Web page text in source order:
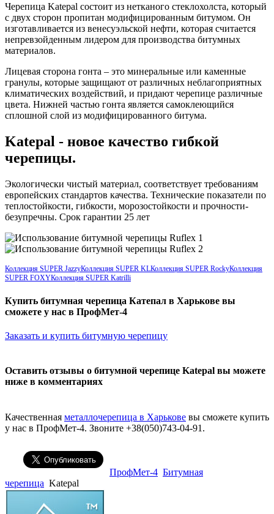
Черепица Katepal состоит из нетканого стеклохолста, который
с двух сторон пропитан модифицированным битумом. Он
изготавливается из венесуэльской нефти, которая считается
непревзойденным лидером для производства битумных
материалов.
Лицевая сторона гонта – это минеральные или каменные
гранулы, которые защищают от различных неблагоприятных
климатических воздействий, и придают черепице различные
цвета. Нижней частью гонта является самоклеющийся
сплошной слой из модифицированного битума.
Katepal - новое качество гибкой
черепицы.
Экологически чистый материал, соответствует требованиям
европейских стандартов качества. Технические показатели по
теплостойкости, гибкости, морозостойкости и прочности-
безупречны. Срок гарантии 25 лет
Коллекция SUPER JazzyКоллекция SUPER KLКоллекция SUPER RockyКоллекция
SUPER FOXYКоллекция SUPER Katrilli
Купить битумная черепица Катепал в Харькове вы
сможете у нас в ПрофМет-4
Заказать и купить битумную черепицу
Оставить отзывы о битумной черепице Katepal вы можете
ниже в комментариях
Качественная металлочерепица в Харькове вы сможете купить
у нас в ПрофМет-4. Звоните +38(050)743-04-91.
ПрофМет-4 Битумная
черепица Katepal